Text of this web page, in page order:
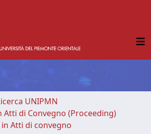
UNIPMN
di Convegno (Proceeding)
Atti di convegno